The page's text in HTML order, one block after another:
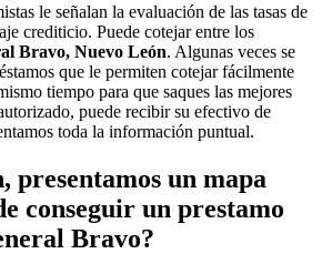
le señalan la evaluación de las tasas de
crediticio. Puede cotejar entre los
Bravo, Nuevo León. Algunas veces se
que le permiten cotejar fácilmente
tiempo para que saques las mejores
puede recibir su efectivo de
toda la información puntual.
presentamos un mapa
conseguir un prestamo
Bravo?